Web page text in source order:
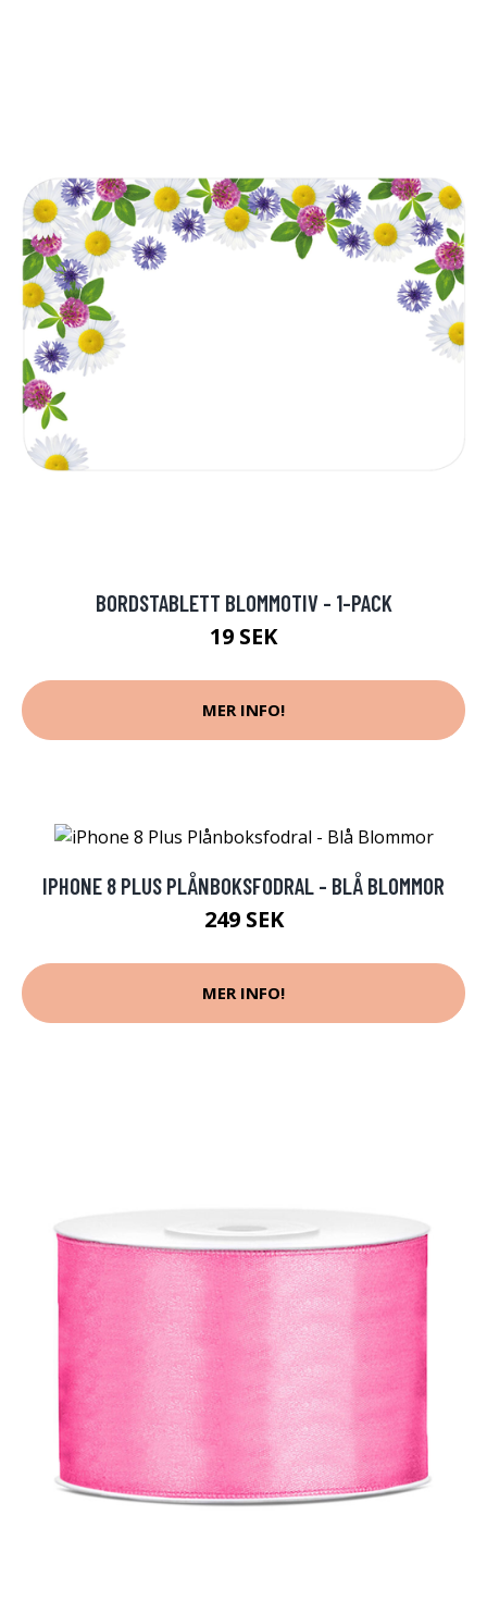
BORDSTABLETT BLOMMOTIV - 1-PACK
19 SEK
MER INFO!
IPHONE 8 PLUS PLÅNBOKSFODRAL - BLÅ BLOMMOR
249 SEK
MER INFO!